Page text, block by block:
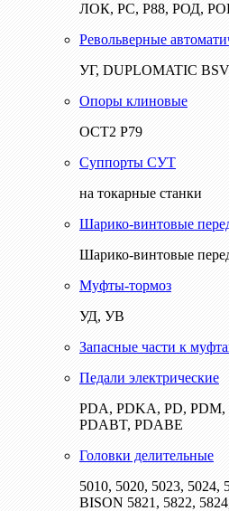
ЛОК, РС, Р88, РОД,
Револьверные
УГ, DUPLOMATIC
Опоры клиновые
ОСТ2 Р79
Суппорты СУТ
на токарные станки
Шарико-винтовые
Шарико-винтовые
Муфты-тормоз
УД, УВ
Запасные части к
Педали электрические
PDA, PDKA, PD,
PDABT, PDABE
Головки делительные
5010, 5020, 5023, 5024,
BISON 5821, 5822,